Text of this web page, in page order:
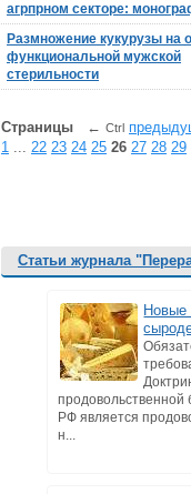
агрпрном секторе:
Размножение кукурузы на
функциональной мужской
стерильности
Страницы ← Ctrl
1 ... 22 23 24 25 26 27 28 29
Статьи журнала
Новые
продовольственной
РФ является
н...